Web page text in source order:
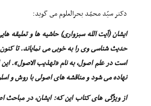
دکتر سیّد محمّد بحرالعلوم مى گوید:
ایشان (آیت الله سبزوارى) حاشیه ها و تعلیقه
حدیث شناسى وى را به خوبى مى نمایاند. تا
است در علم اصول، به نام «تهذیب الاصول».
نهاده مى شود و مناقشه هاى اصولى با روش و
از ویژگى هاى کتاب این که: ایشان، در مباحث